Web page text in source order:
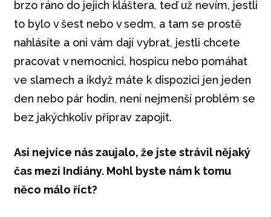
brzo ráno do jejich kláštera, teď už nevím, jestli
to bylo v šest nebo v sedm, a tam se prostě
nahlásíte a oni vám dají vybrat, jestli chcete
pracovat v nemocnici, hospicu nebo pomáhat
ve slamech a ikdyž máte k dispozici jen jeden
den nebo pár hodin, není nejmenší problém se
bez jakýchkoliv příprav zapojit.
Asi nejvíce nás zaujalo, že jste strávil nějaký
čas mezi Indiány. Mohl byste nám k tomu
něco málo říct?